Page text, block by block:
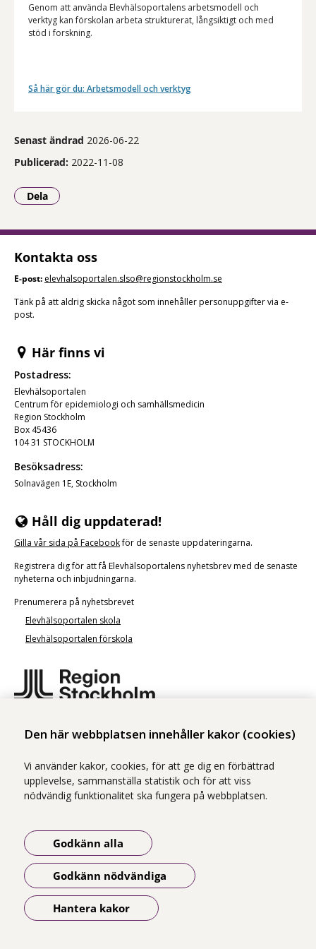
Den här webbplatsen innehåller kakor (cookies)
Vi använder kakor, cookies, för att ge dig en förbättrad
upplevelse, sammanställa statistik och för att viss
nödvändig funktionalitet ska fungera på webbplatsen.
Godkänn alla
Godkänn nödvändiga
Hantera kakor
Genom att använda Elevhälsoportalens arbetsmodell och
verktyg kan förskolan arbeta strukturerat, långsiktigt och med
stöd i forskning.
Så här gör du: Arbetsmodell och verktyg
Senast ändrad 2026-06-22
Publicerad: 2022-11-08
Dela
- Klicka för att öppna delningsalternativ.
Kontakta oss
E-post: elevhalsoportalen.slso@regionstockholm.se
Tänk på att aldrig skicka något som innehåller personuppgifter via e-
post.
Här finns vi
Postadress:
Elevhälsoportalen
Centrum för epidemiologi och samhällsmedicin
Region Stockholm
Box 45436
104 31 STOCKHOLM
Besöksadress:
Solnavägen 1E, Stockholm
Håll dig uppdaterad!
Gilla vår sida på Facebookför de senaste uppdateringarna.
Registrera dig för att få Elevhälsoportalens nyhetsbrev med de senaste
nyheterna och inbjudningarna.
Prenumerera på nyhetsbrevet
Elevhälsoportalen skola
Elevhälsoportalen förskola
Stockholm:
Centrum för arbets- och miljömedicin (CAMM)
Centrum för epidemiologi och samhällsmedicin (CES)
Centrum för hälsoekonomi, informatik och sjukvårdsforskning (CHIS)
Läs mer om webbplatsen
Tillgänglighetsredogörelse